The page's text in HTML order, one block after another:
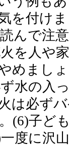
を付け
んで注
を人や
めまし
水の入
は必ず
(6)子ど
度に沢